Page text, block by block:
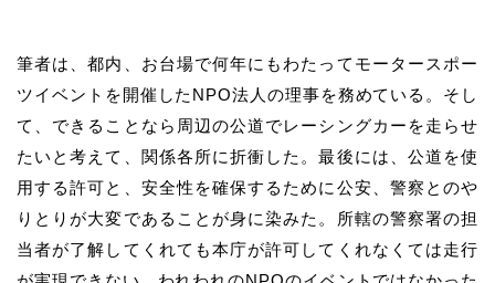
筆者は、都内、お台場で何年にもわたってモータースポー
ツイベントを開催したNPO法人の理事を務めている。そし
て、できることなら周辺の公道でレーシングカーを走らせ
たいと考えて、関係各所に折衝した。最後には、公道を使
用する許可と、安全性を確保するために公安、警察とのや
りとりが大変であることが身に染みた。所轄の警察署の担
当者が了解してくれても本庁が許可してくれなくては走行